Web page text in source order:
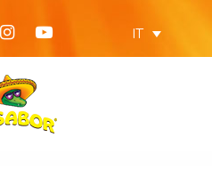
IT